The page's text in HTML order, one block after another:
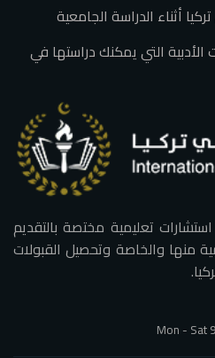
أثناء الدراسة الجامعية
التي يمكنك دراستها في
تعليمية مختصة بالتقديم
منها والخاصة وتحصيل القبولات
Mon - Sat